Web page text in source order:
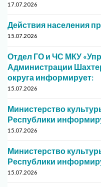
17.07.2026
Действия населения
15.07.2026
Отдел ГО и ЧС МКУ
Администрации
округа информирует:
15.07.2026
Министерство
Республики
15.07.2026
Министерство
Республики
15.07.2026